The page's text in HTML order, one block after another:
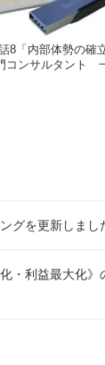
8「内部体勢の確
コンサルタント
グを更新しまし
・利益最大化》